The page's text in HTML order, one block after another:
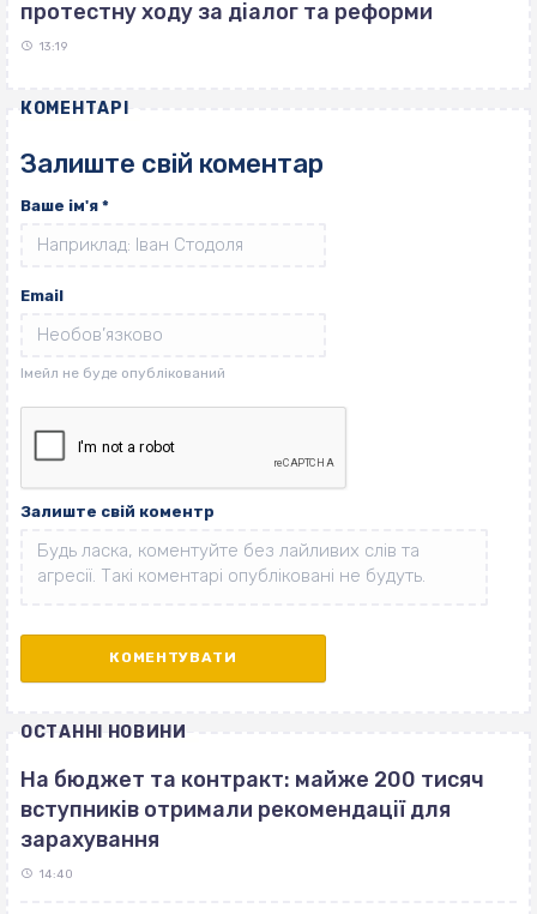
протестну ходу за діалог та реформи
13:19
КОМЕНТАРІ
Залиште свій коментар
Ваше ім'я *
Email
Залиште свій коментр
ОСТАННІ НОВИНИ
На бюджет та контракт: майже 200 тисяч
вступників отримали рекомендації для
зарахування
14:40